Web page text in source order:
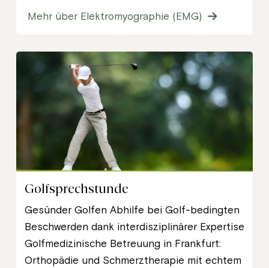
Mehr über Elektromyographie (EMG)
Golfsprechstunde
Gesünder Golfen Abhilfe bei Golf-bedingten
Beschwerden dank interdisziplinärer Expertise
Golfmedizinische Betreuung in Frankfurt:
Orthopädie und Schmerztherapie mit echtem